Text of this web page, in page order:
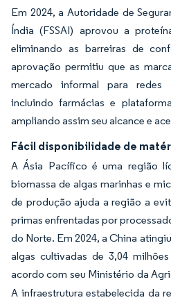
Em 2024, a Autoridade de
Índia (FSSAI) aprovou a
eliminando as barreiras de
aprovação permitiu que as
mercado informal para redes
incluindo farmácias e
ampliando assim seu alcance e
Fácil disponibilidade de
A Ásia Pacífico é uma região
biomassa de algas marinhas e
de produção ajuda a região a
primas enfrentadas por
do Norte. Em 2024, a China
algas cultivadas de 3,04
acordo com seu Ministério da
A infraestrutura estabelecida da